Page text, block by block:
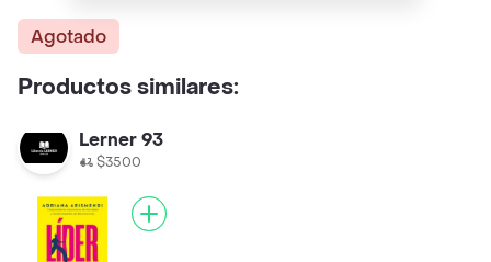
Agotado
Productos similares:
Lerner 93
$3500